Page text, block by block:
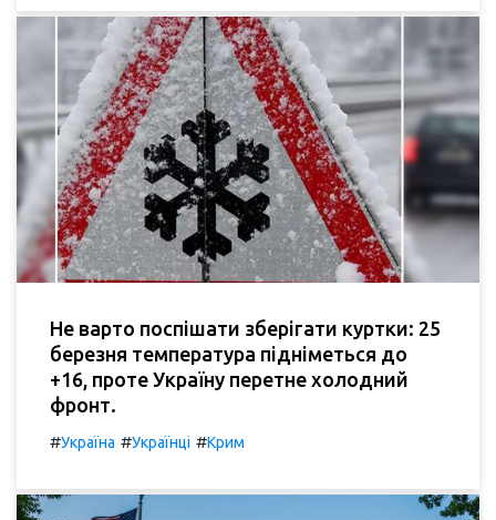
Не варто поспішати зберігати куртки: 25
березня температура підніметься до
+16, проте Україну перетне холодний
фронт.
#Україна #Українці #Крим